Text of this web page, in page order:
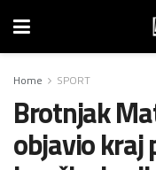
Home SPORT
Brotnjak
objavio kraj